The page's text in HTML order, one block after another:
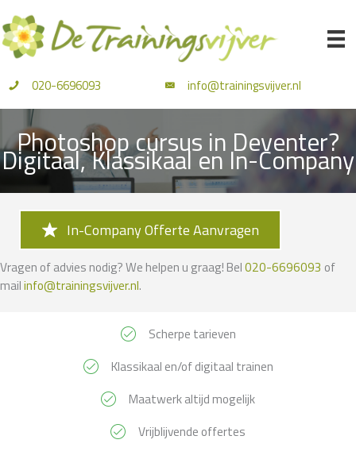
naar
de
inhoud
020-6696093 info@trainingsvijver.nl
Photoshop cursus in Deventer?
Digitaal, Klassikaal en In-Company
In-Company Offerte Aanvragen
Vragen of advies nodig? We helpen u graag! Bel020-6696093 of
mailinfo@trainingsvijver.nl.
Scherpe tarieven
Klassikaal en/of digitaal trainen
Maatwerk altijd mogelijk
Vrijblijvende offertes